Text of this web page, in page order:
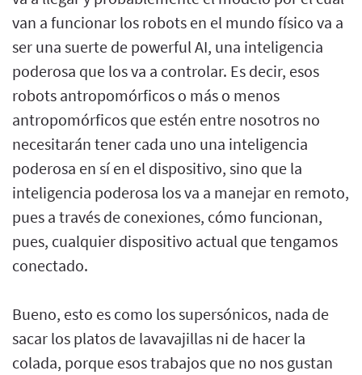
van a funcionar los robots en el mundo físico va a
ser una suerte de powerful AI, una inteligencia
poderosa que los va a controlar. Es decir, esos
robots antropomórficos o más o menos
antropomórficos que estén entre nosotros no
necesitarán tener cada uno una inteligencia
poderosa en sí en el dispositivo, sino que la
inteligencia poderosa los va a manejar en remoto,
pues a través de conexiones, cómo funcionan,
pues, cualquier dispositivo actual que tengamos
conectado.
Bueno, esto es como los supersónicos, nada de
sacar los platos de lavavajillas ni de hacer la
colada, porque esos trabajos que no nos gustan